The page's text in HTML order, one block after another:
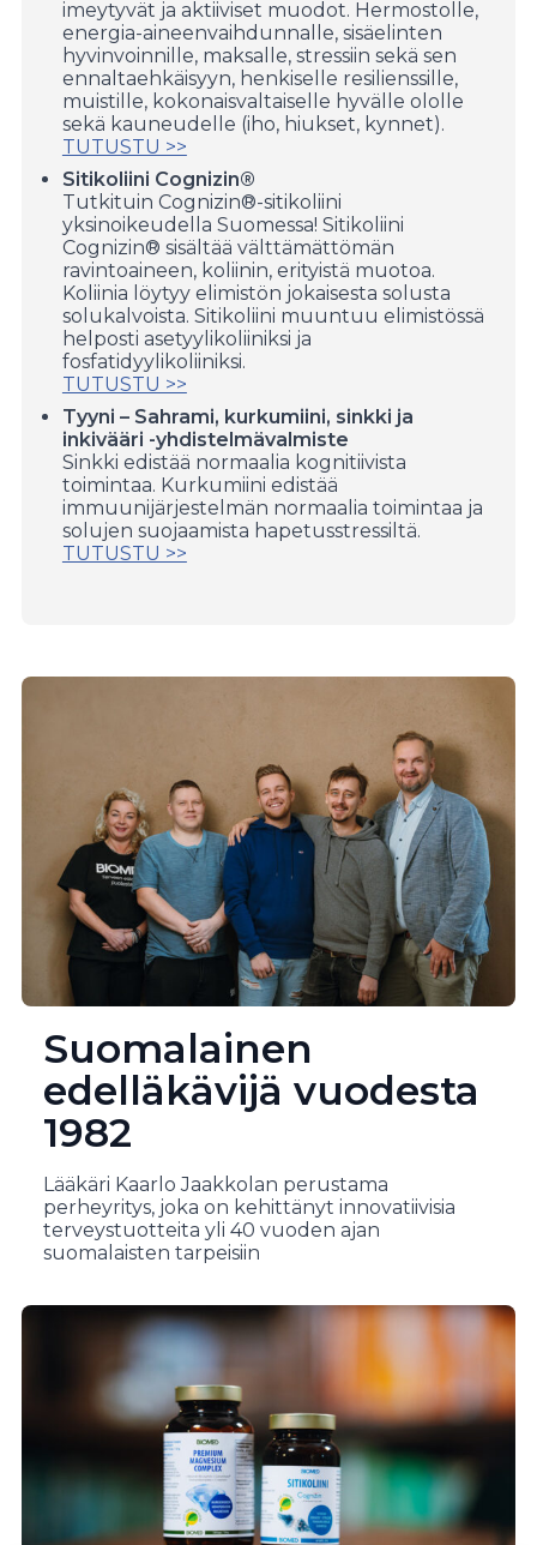
imeytyvät ja aktiiviset muodot. Hermostolle,
energia-aineenvaihdunnalle, sisäelinten
hyvinvoinnille, maksalle, stressiin sekä sen
ennaltaehkäisyyn, henkiselle resilienssille,
muistille, kokonaisvaltaiselle hyvälle ololle
sekä kauneudelle (iho, hiukset, kynnet).
TUTUSTU >>
Sitikoliini Cognizin®
Tutkituin Cognizin®-­sitikoliini
yksinoikeudella Suomessa! Sitikoliini
Cognizin® sisältää välttämättömän
ravintoaineen, koliinin, erityistä muotoa.
Koliinia löytyy elimistön jokaisesta solusta
solukalvoista. Sitikoliini muuntuu elimistössä
helposti asetyylikoliiniksi ja
fosfatidyylikoliiniksi.
TUTUSTU >>
Tyyni – Sahrami, kurkumiini, sinkki ja
inkivääri -yhdistelmävalmiste
Sinkki edistää normaalia kognitiivista
toimintaa. Kurkumiini edistää
immuunijärjestelmän normaalia toimintaa ja
solujen suojaamista hapetusstressiltä.
TUTUSTU >>
Suomalainen
edelläkävijä vuodesta
1982
Lääkäri Kaarlo Jaakkolan perustama
perheyritys, joka on kehittänyt innovatiivisia
terveystuotteita yli 40 vuoden ajan
suomalaisten tarpeisiin